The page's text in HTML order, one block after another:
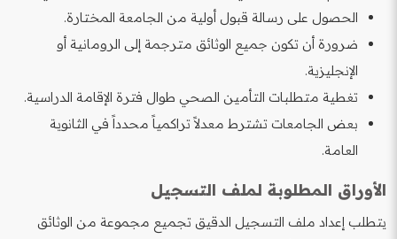
الحصول على رسالة قبول أولية من الجامعة المختارة.
ضرورة أن تكون جميع الوثائق مترجمة إلى الرومانية أو
الإنجليزية.
تغطية متطلبات التأمين الصحي طوال فترة الإقامة الدراسية.
بعض الجامعات تشترط معدلاً تراكمياً محدداً في الثانوية
العامة.
الأوراق المطلوبة لملف التسجيل
يتطلب إعداد ملف التسجيل الدقيق تجميع مجموعة من الوثائق